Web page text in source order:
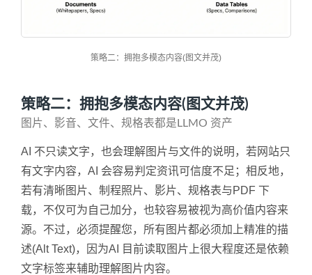
策略二：拥抱多模态内容(图文并茂)
策略二：拥抱多模态内容(图文并茂)
图片、影音、文件、规格表都是LLMO 资产
AI 不只读文字，也会理解图片与文件的说明，若网站只
有文字内容，AI 会容易判定资讯可信度不足；相反地，
若有清晰图片、制程照片、影片、规格表与PDF 下
载，不仅可为自己加分，也较容易被视为高价值内容来
源。不过，必须提醒您，所有图片都必须加上精准的描
述(Alt Text)，因为AI 目前读取图片上很大程度还是依赖
文字标签来辅助理解图片内容。